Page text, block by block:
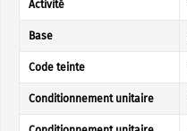
Activité
Base
Code teinte
Conditionnement unitaire